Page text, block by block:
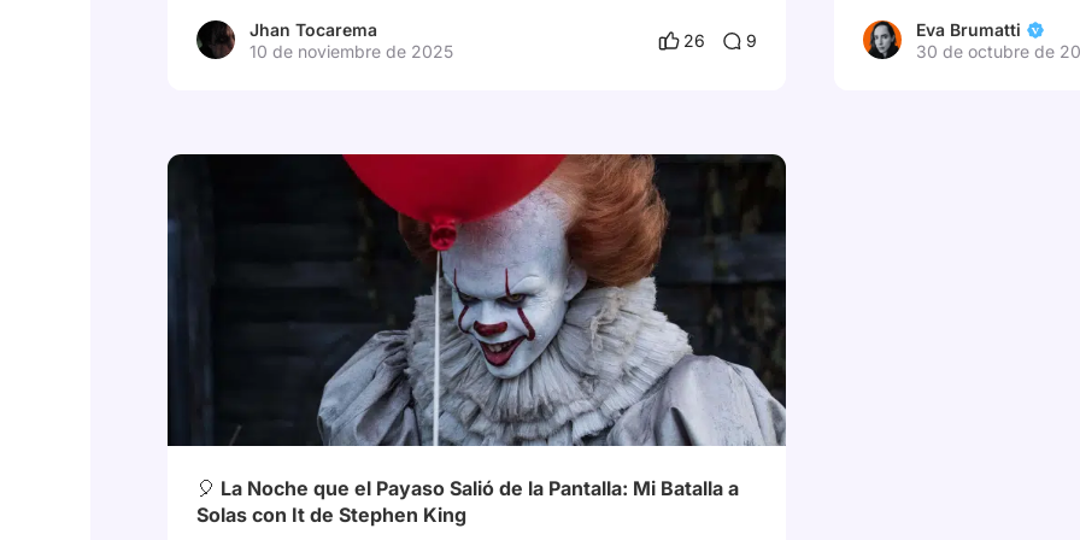
Jhan Tocarema
10 de noviembre de 2025
26 9
Eva Brumatti
30 de octubre de
# Escribe tu historia: Tu experiencia más aterradora
# Halloween
# ITBienvenidosADerry
🎈 La Noche que el Payaso Salió de la Pantalla: Mi Batalla a
Solas con It de Stephen King